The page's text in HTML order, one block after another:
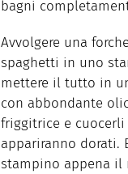
bagni
Avvolgere una
spaghetti in uno
mettere il tutto in
con abbondante
friggitrice e
appariranno dorati.
stampino appena il